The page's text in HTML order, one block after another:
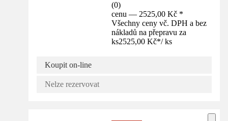
(0)
cenu — 2525,00 Kč *
Všechny ceny vč. DPH a bez
nákladů na přepravu za
ks2525,00 Kč*/ ks
Koupit on-line
Nelze rezervovat